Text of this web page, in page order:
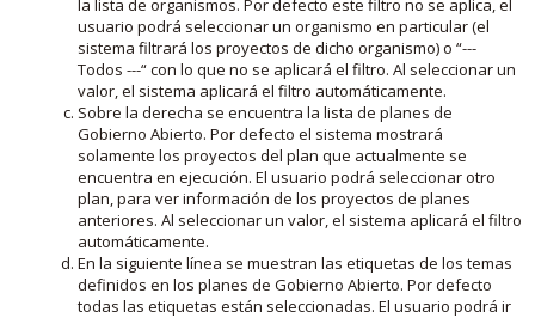
la lista de organismos. Por defecto este filtro no se aplica, el
usuario podrá seleccionar un organismo en particular (el
sistema filtrará los proyectos de dicho organismo) o “---
Todos ---“ con lo que no se aplicará el filtro. Al seleccionar un
valor, el sistema aplicará el filtro automáticamente.
Sobre la derecha se encuentra la lista de planes de
Gobierno Abierto. Por defecto el sistema mostrará
solamente los proyectos del plan que actualmente se
encuentra en ejecución. El usuario podrá seleccionar otro
plan, para ver información de los proyectos de planes
anteriores. Al seleccionar un valor, el sistema aplicará el filtro
automáticamente.
En la siguiente línea se muestran las etiquetas de los temas
definidos en los planes de Gobierno Abierto. Por defecto
todas las etiquetas están seleccionadas. El usuario podrá ir